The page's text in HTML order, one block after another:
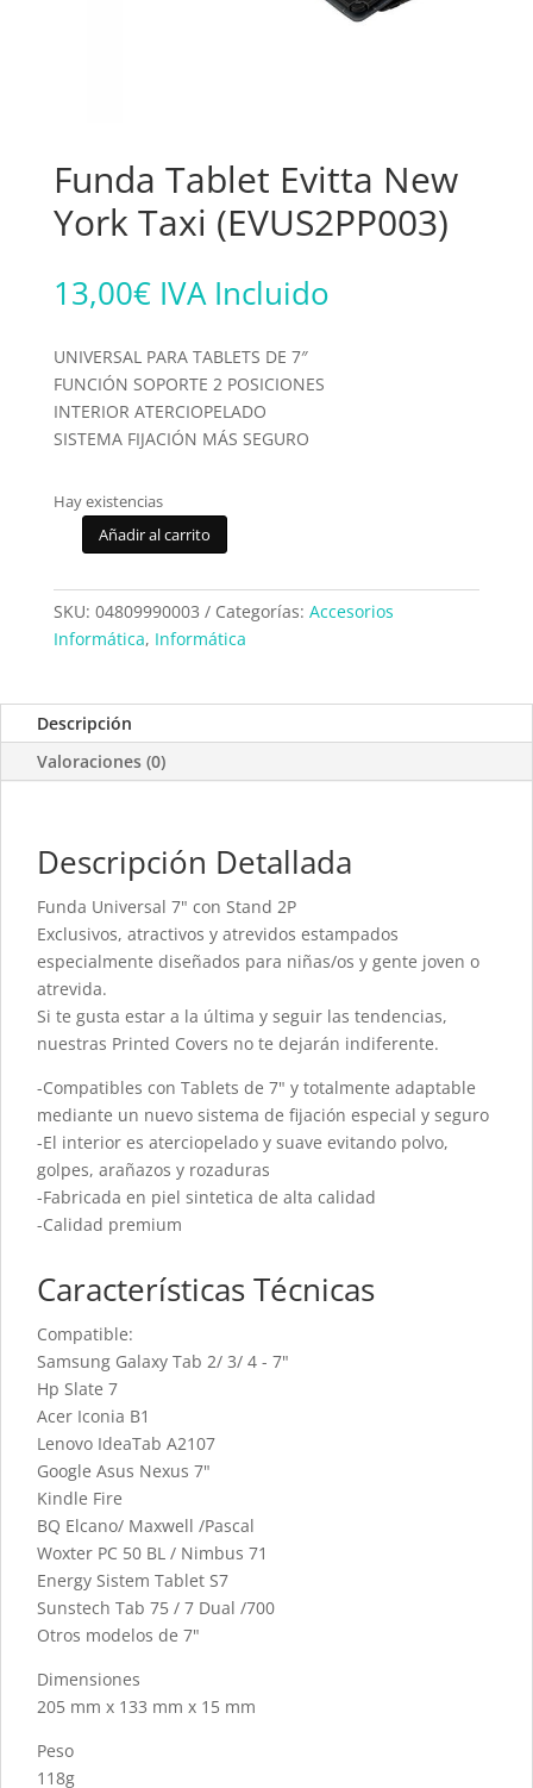
Funda Tablet Evitta New
York Taxi (EVUS2PP003)
13,00€ IVA Incluido
UNIVERSAL PARA TABLETS DE 7″
FUNCIÓN SOPORTE 2 POSICIONES
INTERIOR ATERCIOPELADO
SISTEMA FIJACIÓN MÁS SEGURO
Hay existencias
Funda
Evitta
New
(EVUS2PP003)
cantidad
Añadir al carrito
SKU: 04809990003 Categorías: Accesorios
Informática, Informática
Descripción
Valoraciones (0)
Descripción Detallada
Funda Universal 7" con Stand 2P
Exclusivos, atractivos y atrevidos estampados
especialmente diseñados para niñas/os y gente joven o
atrevida.
Si te gusta estar a la última y seguir las tendencias,
nuestras Printed Covers no te dejarán indiferente.
-Compatibles con Tablets de 7" y totalmente adaptable
mediante un nuevo sistema de fijación especial y seguro
-El interior es aterciopelado y suave evitando polvo,
golpes, arañazos y rozaduras
-Fabricada en piel sintetica de alta calidad
-Calidad premium
Características Técnicas
Compatible:
Samsung Galaxy Tab 2/ 3/ 4 - 7"
Hp Slate 7
Acer Iconia B1
Lenovo IdeaTab A2107
Google Asus Nexus 7"
Kindle Fire
BQ Elcano/ Maxwell /Pascal
Woxter PC 50 BL / Nimbus 71
Energy Sistem Tablet S7
Sunstech Tab 75 / 7 Dual /700
Otros modelos de 7"
Dimensiones
205 mm x 133 mm x 15 mm
Peso
118g